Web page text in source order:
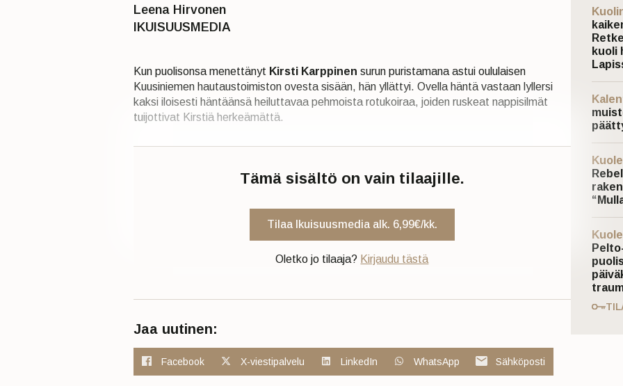
Leena Hirvonen
IKUISUUSMEDIA
Kun puolisonsa menettänyt Kirsti Karppinen surun puristamana astui oululaisen
Kuusiniemen hautaustoimiston ovesta sisään, hän yllättyi. Ovella häntä vastaan lyllersi
kaksi iloisesti häntäänsä heiluttavaa pehmoista rotukoiraa, joiden ruskeat nappisilmät
tuijottivat Kirstiä herkeämättä.
Tämä sisältö on vain tilaajille.
Tilaa Ikuisuusmedia alk. 6,99€/kk.
Oletko jo tilaaja? Kirjaudu tästä
Jaa uutinen:
Facebook X-viestipalvelu LinkedIn WhatsApp Sähköposti
kuoli